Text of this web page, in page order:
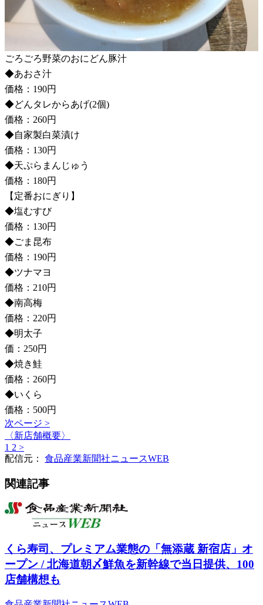
ごろごろ野菜のおにどん豚汁
◆あおさ汁
価格：190円
◆どんタレからあげ(2個)
価格：260円
◆自家製白菜漬け
価格：130円
◆天ぷらまんじゅう
価格：180円
【定番おにぎり】
◆塩むすび
価格：130円
◆ごま昆布
価格：190円
◆ツナマヨ
価格：210円
◆南高梅
価格：220円
◆明太子
価：250円
◆焼き鮭
価格：260円
◆いくら
価格：500円
次ページ >
〈新店舗概要〉
1 2 >
配信元： 食品産業新聞社ニュースWEB
関連記事
くら寿司、プレミアム業態の「無添蔵 新宿店」オ
ープン / 北海道朝〆鮮魚を新幹線で当日提供、100
店舗構想も